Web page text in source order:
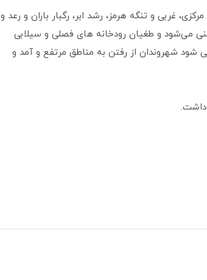
غربی و تنگه هرمز، رشد ابر، رگبار باران و رعد و
می‌شود و طغیان رودخانه های فصلی و سیلابی
شود شهروندان از رفتن به مناطق مرتفع و آمد و
داشت.